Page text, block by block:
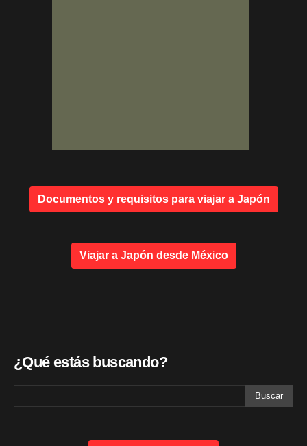
Documentos y requisitos para viajar a Japón
Viajar a Japón desde México
¿Qué estás buscando?